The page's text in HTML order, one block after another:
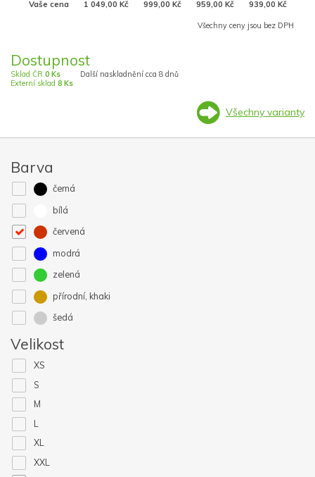
Vaše cena 1 049,00 Kč 999,00 Kč 959,00 Kč 939,00 Kč
Všechny ceny jsou bez DPH
Dostupnost
Sklad ČR 0 Ks
Externí sklad 8 Ks
Další naskladnění cca 8 dnů
Všechny varianty
Barva
černá
bílá
červená
modrá
zelená
přírodní, khaki
šedá
Velikost
XS
S
M
L
XL
XXL